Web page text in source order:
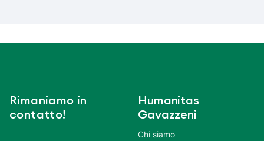
Rimaniamo in
contatto!
Humanitas
Gavazzeni
Chi siamo